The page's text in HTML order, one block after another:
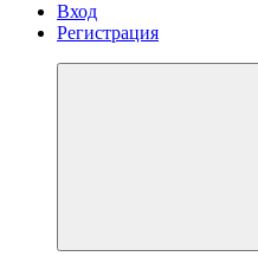
Вход
Регистрация